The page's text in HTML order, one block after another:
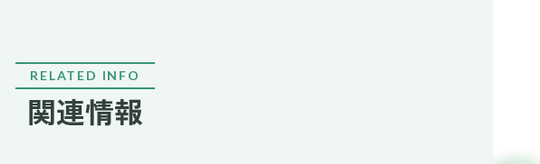
RELATED INFO
関連情報